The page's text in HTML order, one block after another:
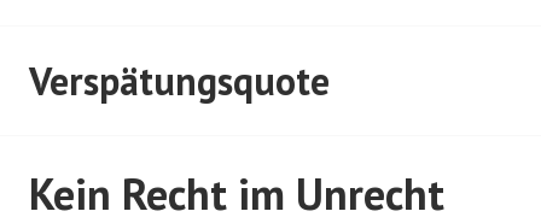
Verspätungsquote
Kein Recht im Unrecht